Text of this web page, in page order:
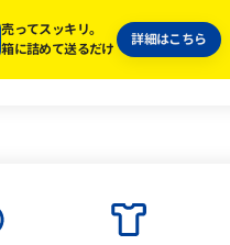
売ってスッキリ。
箱に詰めて送るだけ
詳細はこちら